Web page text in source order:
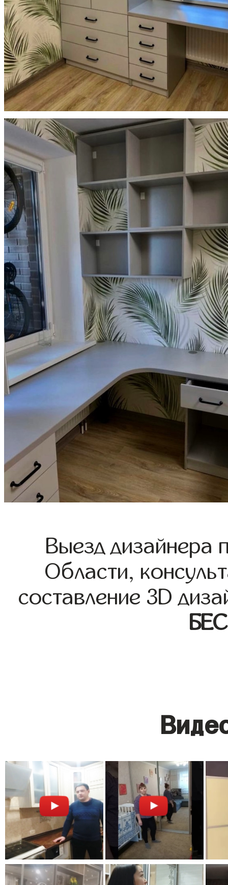
Выезд дизайнера
Области,
составление 3D